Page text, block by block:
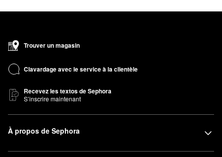
Trouver un magasin
Clavardage avec le service à la clientèle
Recevez les textos de Sephora
S’inscrire maintenant
À propos de Sephora